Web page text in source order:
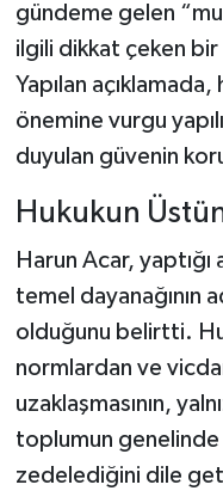
gündeme gelen
ilgili dikkat çeken
Yapılan
önemine vurgu
duyulan güvenin
Hukukun
Harun Acar,
temel dayanağının
olduğunu belirtti.
normlardan ve
uzaklaşmasının,
toplumun
zedelediğini dile
Şenpazar
Seydiler
Taşköprü
Tosya Haberleri
Ulusal Haberler
Teknoloji
Siyaset